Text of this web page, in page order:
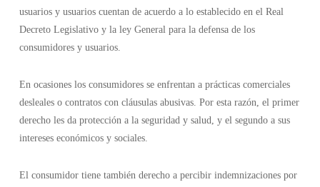
usuarios y usuarios cuentan de acuerdo a lo establecido en el Real
Decreto Legislativo y la ley General para la defensa de los
consumidores y usuarios.
En ocasiones los consumidores se enfrentan a prácticas comerciales
desleales o contratos con cláusulas abusivas. Por esta razón, el primer
derecho les da protección a la seguridad y salud, y el segundo a sus
intereses económicos y sociales.
El consumidor tiene también derecho a percibir indemnizaciones por